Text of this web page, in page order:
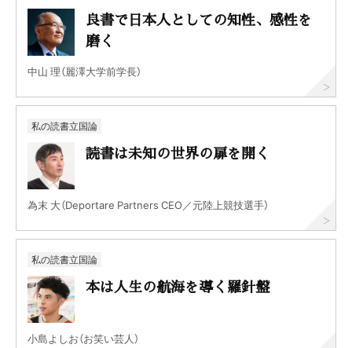
良書で日本人としての知性、感性を
磨く
中山 理（麗澤大学前学長）
私の読書立国論
読書は未知の世界の扉を開く
為末 大（Deportare Partners CEO／元陸上競技選手）
私の読書立国論
本は人生の航海を導く羅針盤
小島よしお（お笑い芸人）